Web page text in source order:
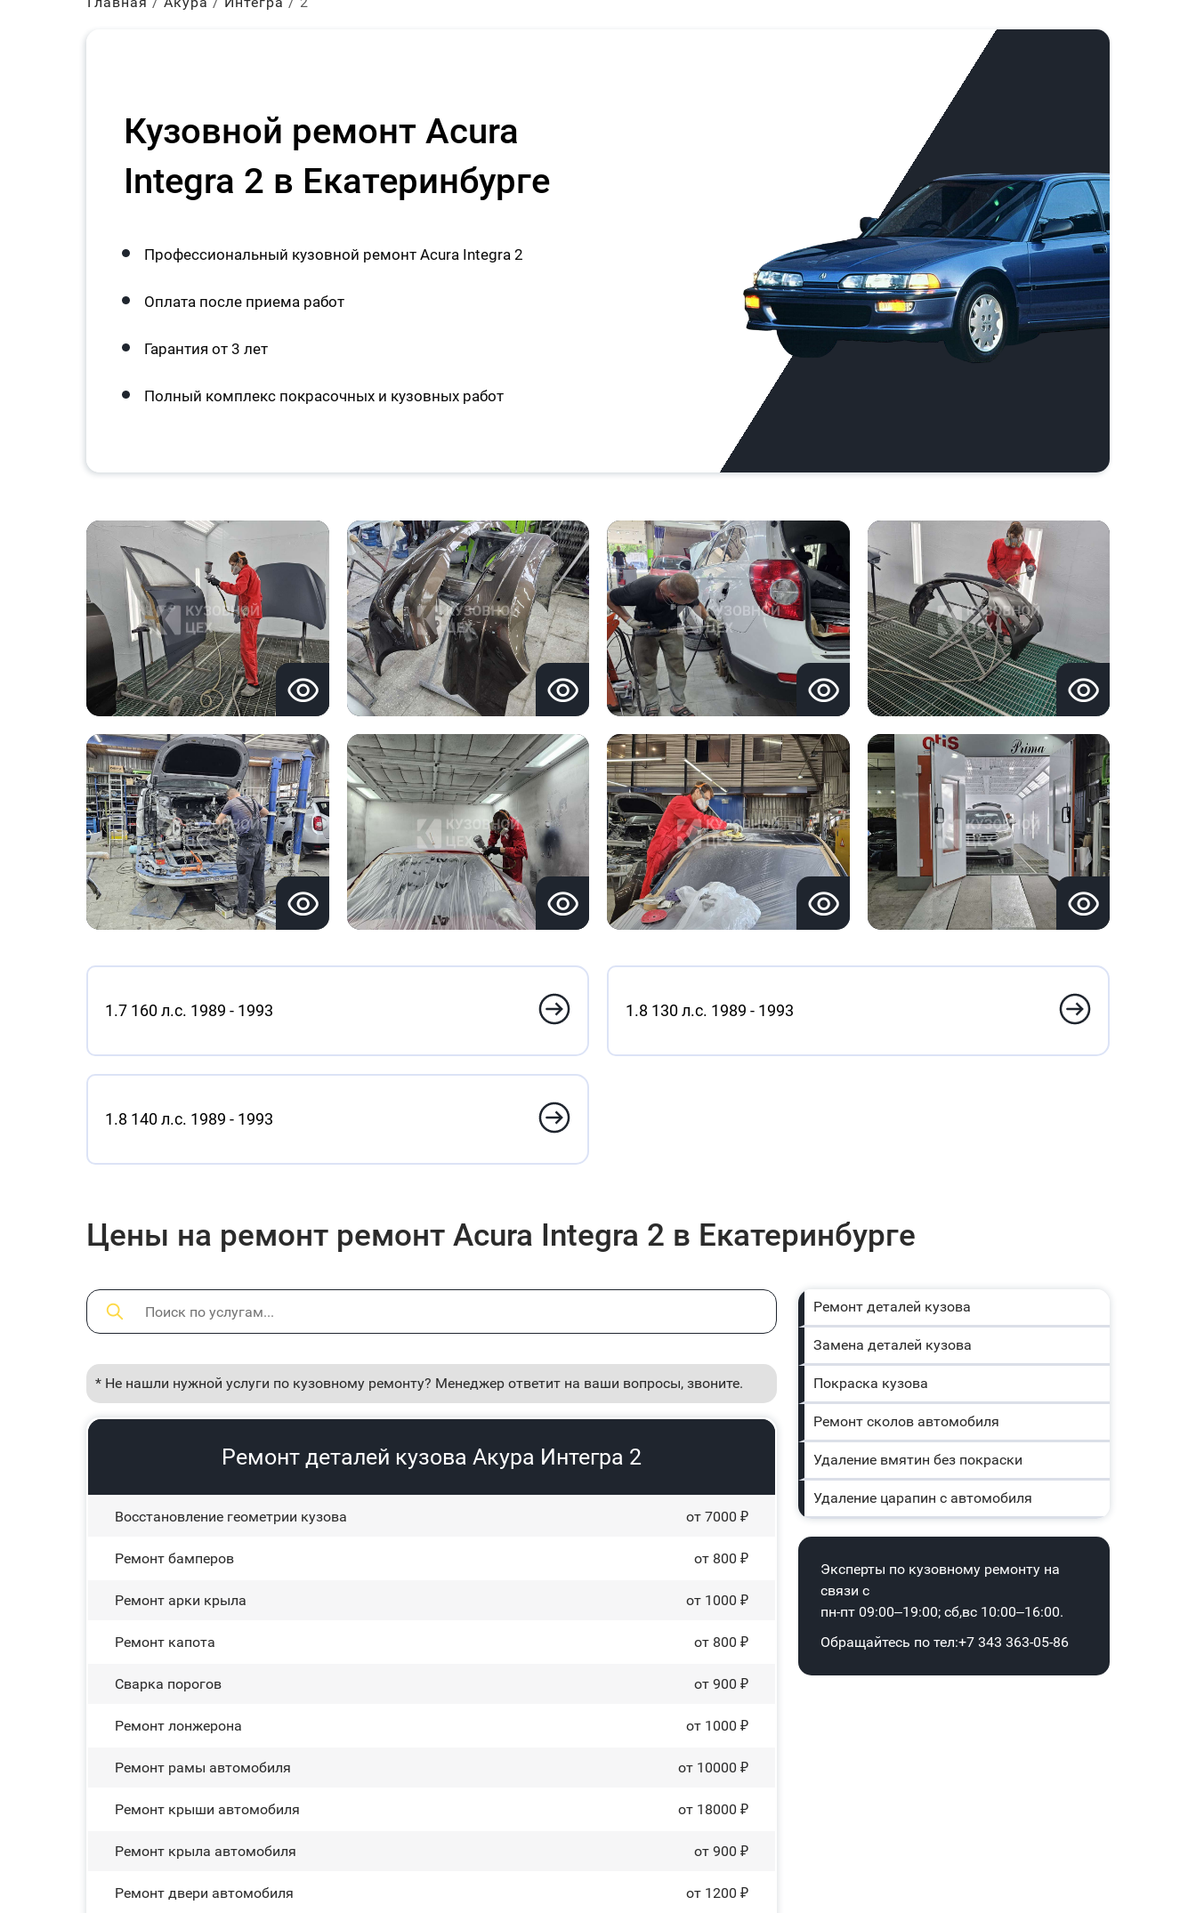
Кузовной ремонт Acura
Integra 2 в Екатеринбурге
Профессиональный кузовной ремонт Acura Integra 2
Оплата после приема работ
Гарантия от 3 лет
Полный комплекс покрасочных и кузовных работ
1.7 160 л.с. 1989 - 1993 1.8 130 л.с. 1989 - 1993
1.8 140 л.с. 1989 - 1993
Цены на ремонт ремонт Acura Integra 2 в Екатеринбурге
* Не нашли нужной услуги по кузовному ремонту? Менеджер ответит на ваши вопросы, звоните.
Ремонт деталей кузова Акура Интегра 2
Восстановление геометрии кузова от 7000 ₽
Ремонт бамперов от 800 ₽
Ремонт арки крыла от 1000 ₽
Ремонт капота от 800 ₽
Сварка порогов от 900 ₽
Ремонт лонжерона от 1000 ₽
Ремонт рамы автомобиля от 10000 ₽
Ремонт крыши автомобиля от 18000 ₽
Ремонт крыла автомобиля от 900 ₽
Ремонт двери автомобиля от 1200 ₽
Ремонт деталей кузова
Замена деталей кузова
Покраска кузова
Ремонт сколов автомобиля
Удаление вмятин без покраски
Удаление царапин с автомобиля
Эксперты по кузовному ремонту на
связи с
пн-пт 09:00–19:00; сб,вс 10:00–16:00.
Обращайтесь по тел:+7 343 363-05-86